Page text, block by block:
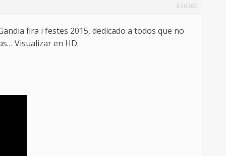
#36385
fira i festes 2015, dedicado a todos que no
Visualizar en HD.